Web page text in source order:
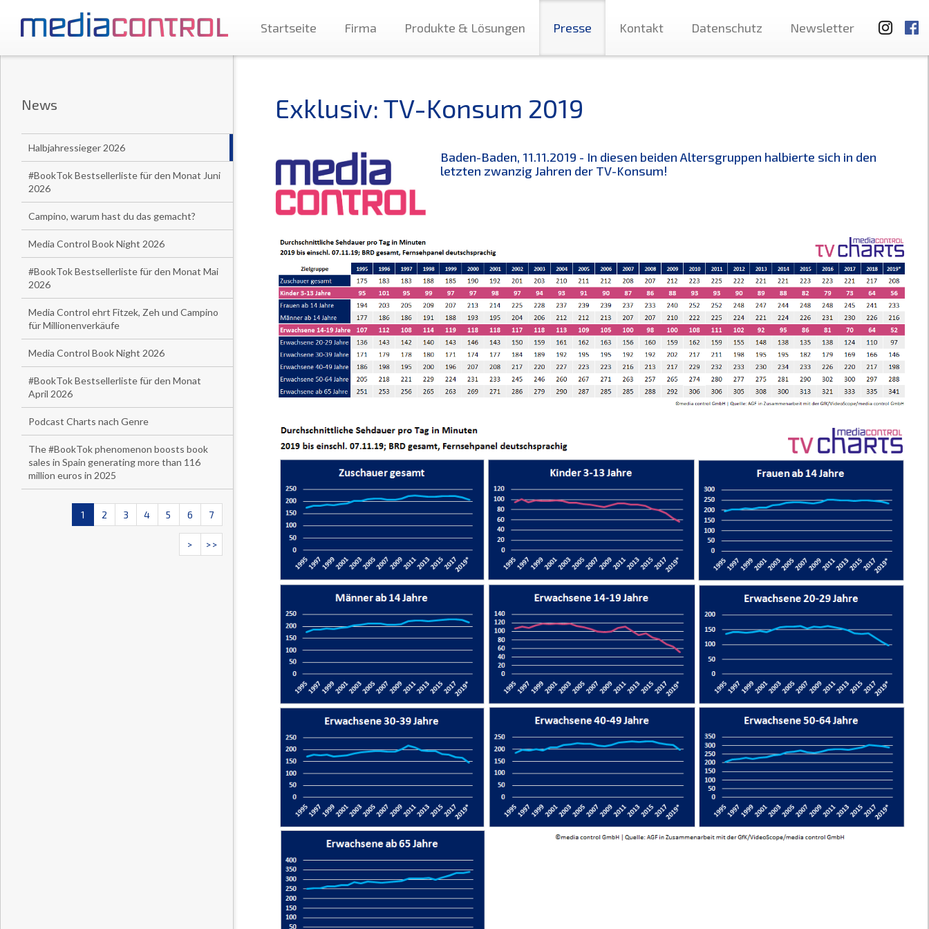
Startseite Firma Produkte & Lösungen Presse Kontakt Datenschutz Newsletter
News
Halbjahressieger 2026
#BookTok Bestsellerliste für den Monat Juni
2026
Campino, warum hast du das gemacht?
Media Control Book Night 2026
#BookTok Bestsellerliste für den Monat Mai
2026
Media Control ehrt Fitzek, Zeh und Campino
für Millionenverkäufe
Media Control Book Night 2026
#BookTok Bestsellerliste für den Monat
April 2026
Podcast Charts nach Genre
The #BookTok phenomenon boosts book
sales in Spain generating more than 116
million euros in 2025
1 2 3 4 5 6 7
> >>
Exklusiv: TV-Konsum 2019
Baden-Baden, 11.11.2019 - In diesen beiden Altersgruppen halbierte sich in den
letzten zwanzig Jahren der TV-Konsum!